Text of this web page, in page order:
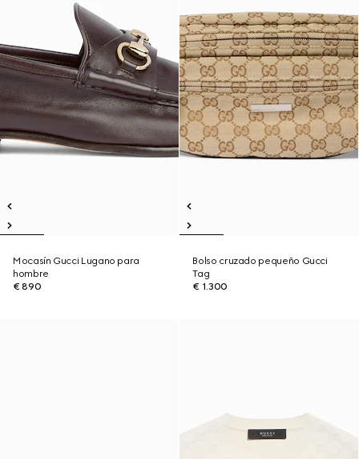
Mocasín Gucci Lugano para
hombre
€ 890
Bolso cruzado pequeño Gucci
Tag
€ 1.300